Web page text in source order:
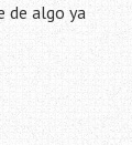
de algo ya